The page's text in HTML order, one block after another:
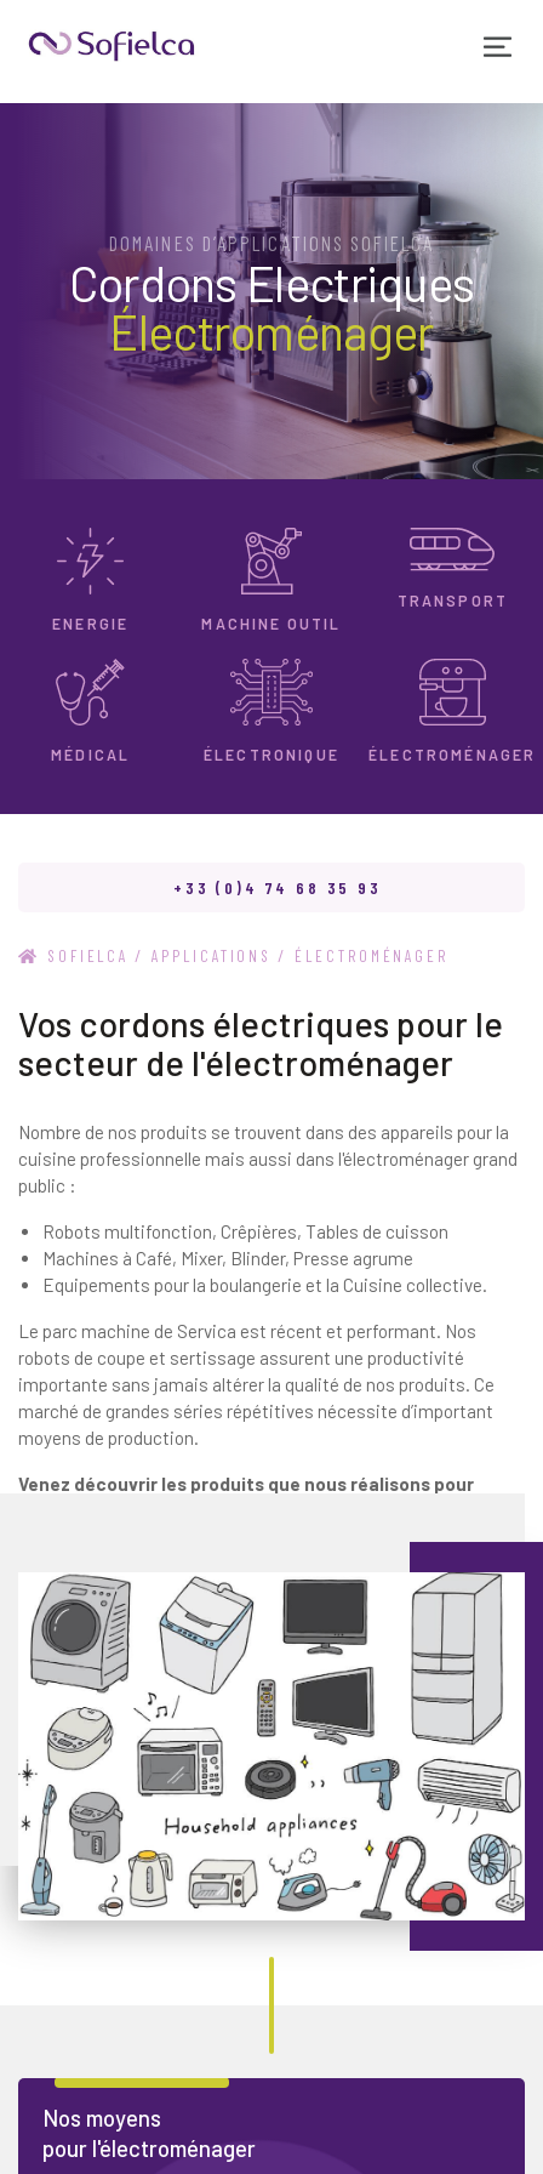
DOMAINES D’APPLICATIONS SOFIELCA
Cordons Electriques
Électroménager
ENERGIE MACHINE OUTIL
TRANSPORT
MÉDICAL ÉLECTRONIQUE ÉLECTROMÉNAGER
+33 (0)4 74 68 35 93
SOFIELCA / APPLICATIONS / ÉLECTROMÉNAGER
Vos cordons électriques pour le
secteur de l'électroménager
Nombre de nos produits se trouvent dans des appareils pour la
cuisine professionnelle mais aussi dans l'électroménager grand
public :
Robots multifonction, Crêpières, Tables de cuisson
Machines à Café, Mixer, Blinder, Presse agrume
Equipements pour la boulangerie et la Cuisine collective.
Le parc machine de Servica est récent et performant. Nos
robots de coupe et sertissage assurent une productivité
importante sans jamais altérer la qualité de nos produits. Ce
marché de grandes séries répétitives nécessite d’important
moyens de production.
Venez découvrir les produits que nous réalisons pour
Nos moyens
pour l'électroménager